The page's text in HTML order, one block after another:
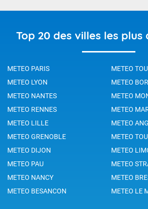
Top 20 des villes les plus
METEO PARIS
METEO
METEO LYON
METEO
METEO NANTES
METEO
METEO RENNES
METEO
METEO LILLE
METEO
METEO GRENOBLE
METEO
METEO DIJON
METEO
METEO PAU
METEO
METEO NANCY
METEO
METEO BESANCON
METEO LE